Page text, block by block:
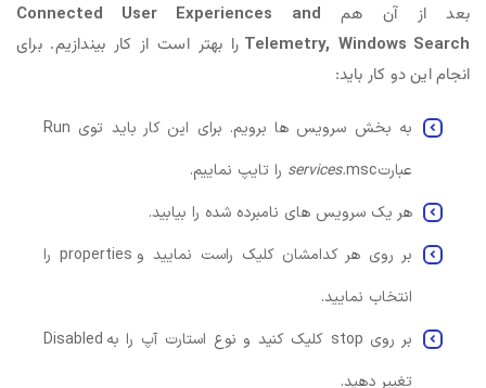
بعد از آن هم Connected User Experiences and
Telemetry, Windows Search
را بهتر است از کار بیندازیم. برای
انجام این دو کار باید:
به بخش سرویس ها برویم. برای این کار باید توی Run
عبارت
services.msc را تایپ نماییم.
هر یک سرویس های نامبرده شده را بیابید.
بر روی هر کدامشان کلیک راست نمایید و properties را
انتخاب نمایید.
بر روی stop کلیک کنید و نوع استارت آپ را به Disabled
تغییر دهید.